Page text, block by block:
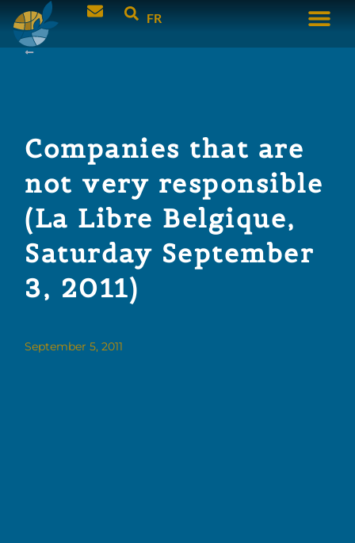
FR
Companies that are
not very responsible
(La Libre Belgique,
Saturday September
3, 2011)
September 5, 2011